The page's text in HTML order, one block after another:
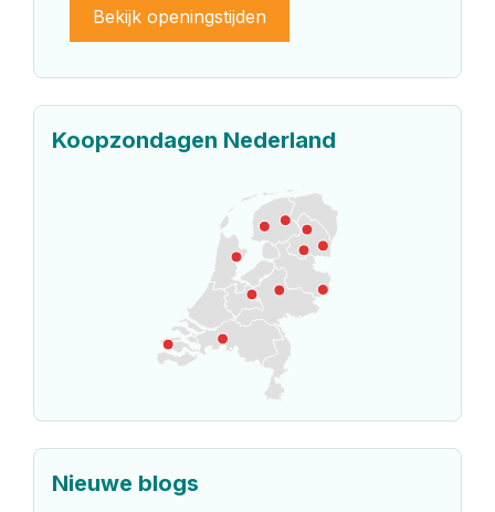
Bekijk openingstijden
Koopzondagen Nederland
Nieuwe blogs